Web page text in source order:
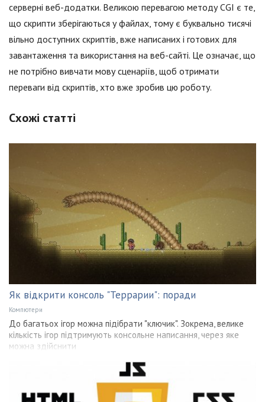
серверні веб-додатки. Великою перевагою методу CGI є те,
що скрипти зберігаються у файлах, тому є буквально тисячі
вільно доступних скриптів, вже написаних і готових для
завантаження та використання на веб-сайті. Це означає, що
не потрібно вивчати мову сценаріїв, щоб отримати
переваги від скриптів, хто вже зробив цю роботу.
Схожі статті
Як відкрити консоль "Террарии": поради
Компютери
До багатьох ігор можна підібрати "ключик". Зокрема, велике
кількість ігор підтримують консольне написання, через яке
можна здійснити